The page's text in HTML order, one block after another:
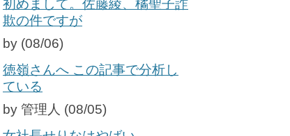
初めまして。佐藤綾、橘聖子詐
欺の件ですが
by (08/06)
徳嶺さんへ この記事で分析し
ている
by 管理人 (08/05)